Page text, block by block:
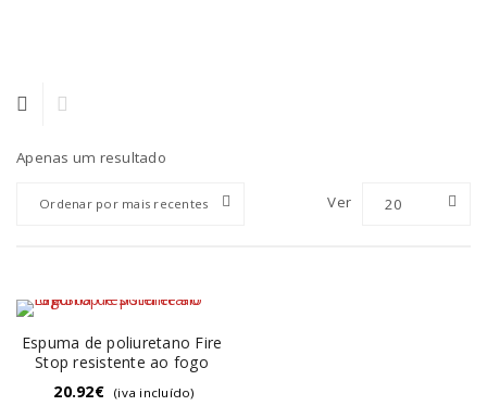
Apenas um resultado
Ordenar por mais recentes Ver 20
Espuma de poliuretano Fire
Stop resistente ao fogo
20.92€ (iva incluído)